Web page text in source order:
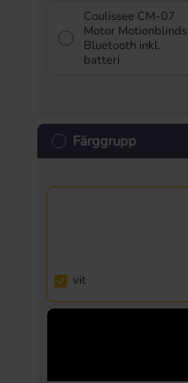
Coulissee CM-07
Motor Motionblinds
Bluetooth inkl.
batteri
Färggrupp
vit